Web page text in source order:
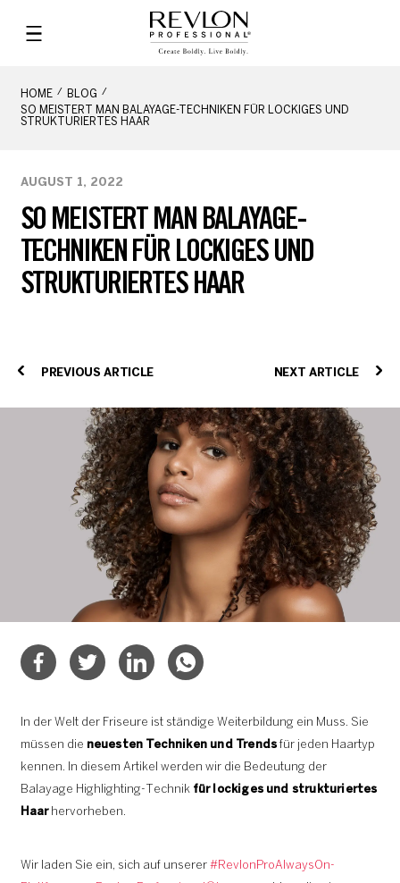
HOME
BLOG
SO MEISTERT MAN BALAYAGE-TECHNIKEN FÜR LOCKIGES UND
STRUKTURIERTES HAAR
SO MEISTERT MAN BALAYAGE-
TECHNIKEN FÜR LOCKIGES UND
STRUKTURIERTES HAAR
AUGUST 1, 2022
PREVIOUS ARTICLE NEXT ARTICLE
In der Welt der Friseure ist ständige Weiterbildung ein Muss. Sie
müssen die neuesten Techniken und Trends für jeden Haartyp
kennen. In diesem Artikel werden wir die Bedeutung der
Balayage Highlighting-Technik für lockiges und strukturiertes
Haarhervorheben.
Wir laden Sie ein, sich auf unserer #RevlonProAlwaysOn-